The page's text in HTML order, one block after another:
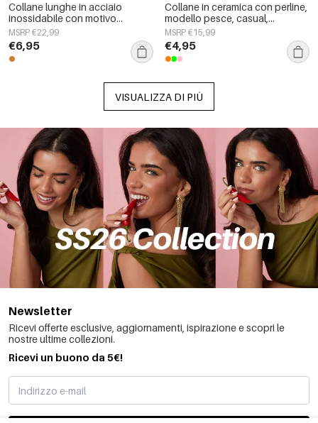
Collane lunghe in acciaio
inossidabile con motivo
animale, serie semplice per tutti i
giorni, gioielli da donna
MSRP €22,99
€6,95
Collane in ceramica con perline,
modello pesce, casual,
quotidiane, romantiche, gioielli
da donna
MSRP €15,99
€4,95
VISUALIZZA DI PIÙ
Newsletter
Ricevi offerte esclusive, aggiornamenti, ispirazione e scopri le
nostre ultime collezioni.
Ricevi un buono da 5€!